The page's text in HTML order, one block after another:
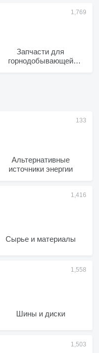
Запчасти для
горнодобывающей
Альтернативные
источники энергии
Сырье и материалы
Шины и диски